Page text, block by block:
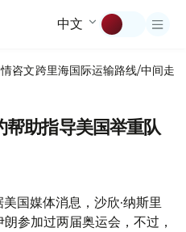
中文
咨文跨里海国际运输路线/中间走廊
助指导美国举重队
国媒体消息，沙欣·纳斯里
参加过两届奥运会，不过，